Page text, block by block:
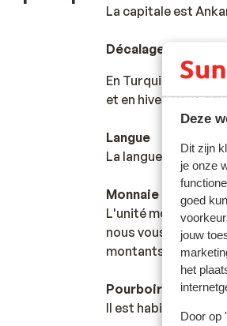
Deze
Dit zijn
je onze
goed
jouw
het
Door op
La capitale est
Décalage horaire
En Turquie, il n'y a
et en hiver, vous
Langue
La langue officielle
Monnaie
L'unité monétaire
nous vous invitons
montants. L’euro
Pourboires
Il est habituel en